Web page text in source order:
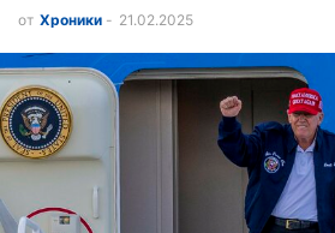
от Хроники - 21.02.2025